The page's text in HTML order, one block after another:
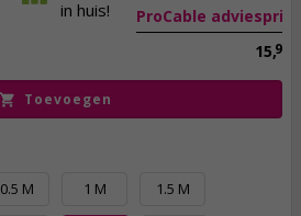
ProCable adviesprijs
15,99
in huis!
Toevoegen
0.5 M 1 M 1.5 M